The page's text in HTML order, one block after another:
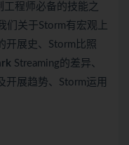
程师必备的技能之
们关于Storm有宏观上
开展史、Storm比照
Streaming的差异、
开展趋势、Storm运用